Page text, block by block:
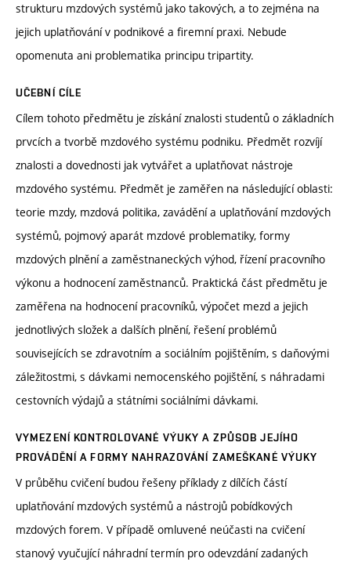
strukturu mzdových systémů jako takových, a to zejména na
jejich uplatňování v podnikové a firemní praxi. Nebude
opomenuta ani problematika principu tripartity.
UČEBNÍ CÍLE
Cílem tohoto předmětu je získání znalosti studentů o základních
prvcích a tvorbě mzdového systému podniku. Předmět rozvíjí
znalosti a dovednosti jak vytvářet a uplatňovat nástroje
mzdového systému. Předmět je zaměřen na následující oblasti:
teorie mzdy, mzdová politika, zavádění a uplatňování mzdových
systémů, pojmový aparát mzdové problematiky, formy
mzdových plnění a zaměstnaneckých výhod, řízení pracovního
výkonu a hodnocení zaměstnanců. Praktická část předmětu je
zaměřena na hodnocení pracovníků, výpočet mezd a jejich
jednotlivých složek a dalších plnění, řešení problémů
souvisejících se zdravotním a sociálním pojištěním, s daňovými
záležitostmi, s dávkami nemocenského pojištění, s náhradami
cestovních výdajů a státními sociálními dávkami.
VYMEZENÍ KONTROLOVANÉ VÝUKY A ZPŮSOB JEJÍHO
PROVÁDĚNÍ A FORMY NAHRAZOVÁNÍ ZAMEŠKANÉ VÝUKY
V průběhu cvičení budou řešeny příklady z dílčích částí
uplatňování mzdových systémů a nástrojů pobídkových
mzdových forem. V případě omluvené neúčasti na cvičení
stanový vyučující náhradní termín pro odevzdání zadaných